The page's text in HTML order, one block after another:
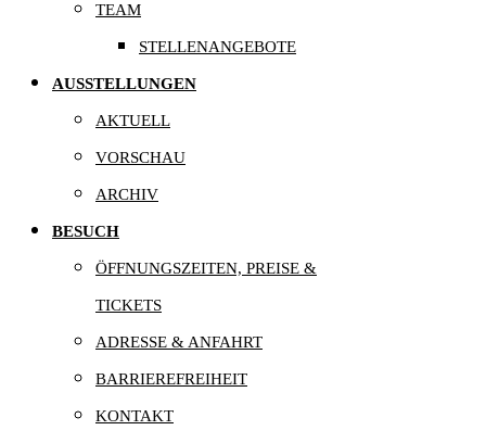
TEAM
STELLENANGEBOTE
AUSSTELLUNGEN
AKTUELL
VORSCHAU
ARCHIV
BESUCH
ÖFFNUNGSZEITEN, PREISE &
TICKETS
ADRESSE & ANFAHRT
BARRIEREFREIHEIT
KONTAKT